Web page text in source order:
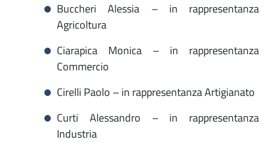
Buccheri Alessia – in rappresentanza
Agricoltura
Ciarapica Monica – in rappresentanza
Commercio
Cirelli Paolo – in rappresentanza Artigianato
Curti Alessandro – in rappresentanza
Industria